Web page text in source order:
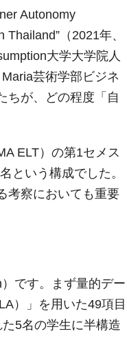
Autonomy
（2021年、
大学大学院人
芸術学部ビジネ
ちが、どの程度「自
ELT）の第1セメス
という構成でした。
考察においても重要
です。まず量的デー
）」を用いた49項目
5名の学生に半構造